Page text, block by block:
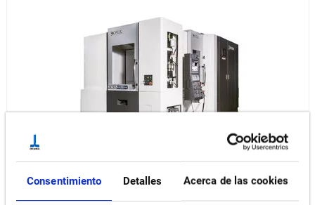
Consentimiento Detalles Acerca de las cookies
SERIE GENOS M-H